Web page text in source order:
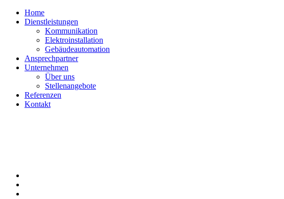
Home
Dienstleistungen
Kommunikation
Elektroinstallation
Gebäudeautomation
Ansprechpartner
Unternehmen
Über uns
Stellenangebote
Referenzen
Kontakt
Infrastruktur Durchgangsplatz Fahrende